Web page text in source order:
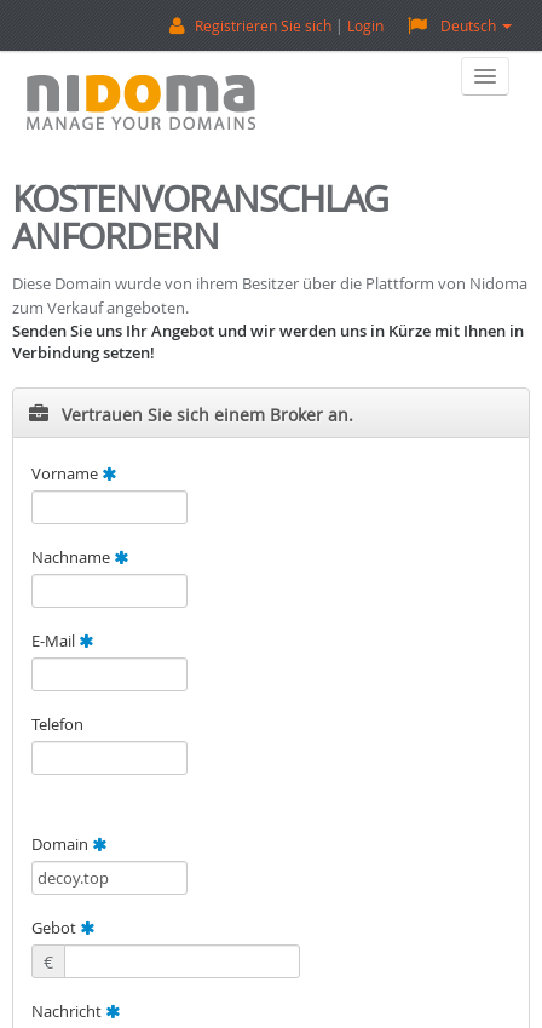
Deutsch
Registrieren Sie sich Login
Eine Domain Kaufen
Verkaufen Sie Eine Domain
Domain-Bewertung
Backorder (Reservierungen)
KOSTENVORANSCHLAG
ANFORDERN
Diese Domain wurde von ihrem Besitzer über die Plattform von Nidoma
zum Verkauf angeboten.
Senden Sie uns Ihr Angebot und wir werden uns in Kürze mit Ihnen in
Verbindung setzen!
Vertrauen Sie sich einem Broker an.
Vorname
Nachname
E-Mail
Telefon
Domain
Gebot
€
Nachricht